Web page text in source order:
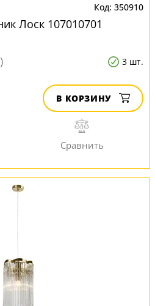
350910
Лоск 107010701
3 шт.
В КОРЗИНУ